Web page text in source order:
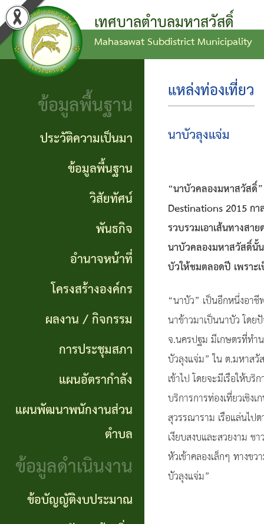
ข่าว
ประกาศ
ทั่วไป
ประกาศ
จัดซื้อ
จัดจ้าง
รายงาน
จัดซื้อ
จัดจ้าง
ข่าว
จัด
ซื้อ
จ้าง
ภาค
รัฐ
ข้อ
งบ
ประมาณ
แผน
พัฒนา
แผนการ
ดำเนิน
งาน
แผนการ
จัดซื้อ
ราย
จ่าย
ประจำ
ประวัติ
เป็นมา
ข้อมูล
พื้น
ฐาน
กิจ
หน้าที่
โครงสร้าง
องค์กร
/
กิจกรรม
เทศบาลตำบลมหาสวัสดิ์
Mahasawat Subdistrict Municipality
ข้อมูลพื้นฐาน
ประวัติความเป็นมา
ข้อมูลพื้นฐาน
วิสัยทัศน์
พันธกิจ
อำนาจหน้าที่
โครงสร้างองค์กร
ผลงาน / กิจกรรม
การประชุมสภา
แผนอัตรากำลัง
แผนพัฒนาพนักงานส่วน
ตำบล
ข้อมูลดำเนินงาน
ข้อบัญญัติงบประมาณ
แหล่งท่องเที่ยว
นาบัวลุงแจ่ม
“นาบัวคลองมหาสวัสดิ์
Destinations 2015 ก
รวบรวมเอาเส้นทางสา
นาบัวคลองมหาสวัสดิ์นั้
บัวให้ชมตลอดปี เพรา
“นาบัว” เป็นอีกหนึ่งอา
นาข้าวมาเป็นนาบัว โด
จ.นครปฐม มีเกษตรที่ทำ
บัวลุงแจ่ม” ใน ต.มหาส
เข้าไป โดยจะมีเรือให้บ
บริการการท่องเที่ยวเชิง
สุวรรณาราม เรือแล่นไป
เงียบสงบและสวยงาม ช
หัวเข้าคลองเล็กๆ ทางข
บัวลุงแจ่ม”